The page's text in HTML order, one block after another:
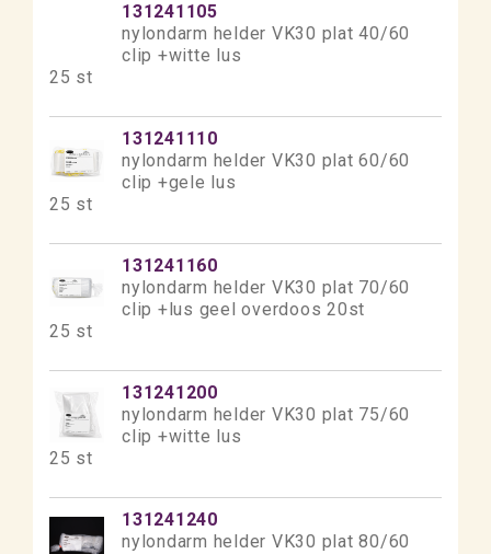
131241105
nylondarm helder VK30 plat 40/60
clip +witte lus
25 st
131241110
nylondarm helder VK30 plat 60/60
clip +gele lus
25 st
131241160
nylondarm helder VK30 plat 70/60
clip +lus geel overdoos 20st
25 st
131241200
nylondarm helder VK30 plat 75/60
clip +witte lus
25 st
131241240
nylondarm helder VK30 plat 80/60